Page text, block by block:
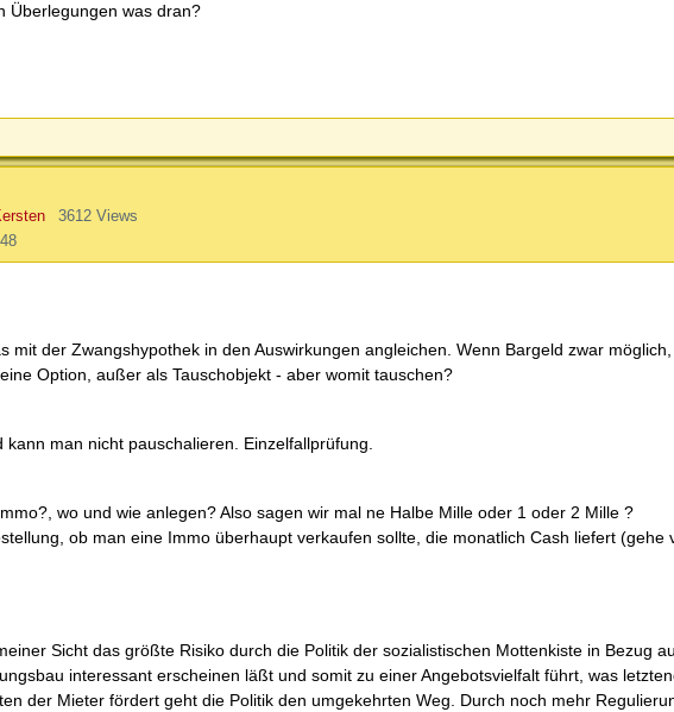
Überlegungen was dran?
3612 Views
mit der Zwangshypothek in den Auswirkungen angleichen. Wenn Bargeld zwar
Option, außer als Tauschobjekt - aber womit tauschen?
man nicht pauschalieren. Einzelfallprüfung.
wo und wie anlegen? Also sagen wir mal ne Halbe Mille oder 1 oder 2 Mille ?
ob man eine Immo überhaupt verkaufen sollte, die monatlich Cash liefert (gehe
Sicht das größte Risiko durch die Politik der sozialistischen Mottenkiste in Bezug
interessant erscheinen läßt und somit zu einer Angebotsvielfalt führt, was
der Mieter fördert geht die Politik den umgekehrten Weg. Durch noch mehr